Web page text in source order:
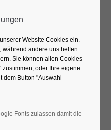
die
Website Cookies ein.
während andere uns helfen
Sie können allen Cookies
zustimmen, oder Ihre eigene
dem Button "Auswahl
Fonts zulassen damit die